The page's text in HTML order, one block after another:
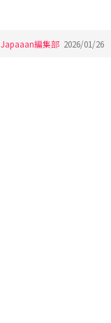
Japaaan編集部 2026/01/26